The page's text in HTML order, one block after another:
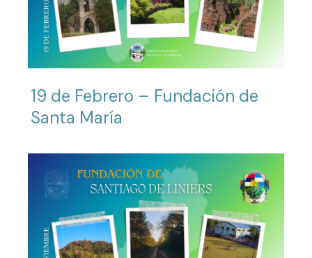
19 de Febrero – Fundación de
Santa María